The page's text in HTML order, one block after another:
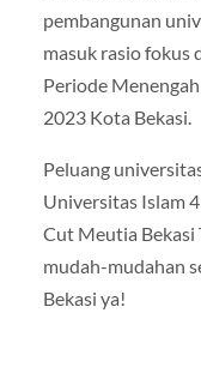
pembangunan
masuk rasio fokus
Periode
2023 Kota Bekasi.
Peluang
Universitas Islam
Cut Meutia Bekasi
mudah-mudahan
Bekasi ya!